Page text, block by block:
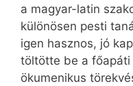
a magyar-latin
különösen pesti
igen hasznos, jó
töltötte be a
ökumenikus